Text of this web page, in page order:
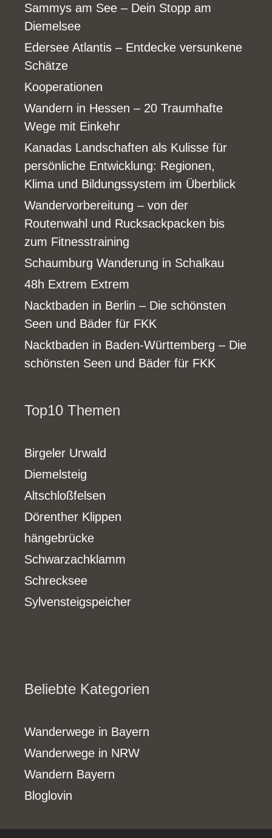
Sammys am See – Dein Stopp am
Diemelsee
Edersee Atlantis – Entdecke versunkene
Schätze
Kooperationen
Wandern in Hessen – 20 Traumhafte
Wege mit Einkehr
Kanadas Landschaften als Kulisse für
persönliche Entwicklung: Regionen,
Klima und Bildungssystem im Überblick
Wandervorbereitung – von der
Routenwahl und Rucksackpacken bis
zum Fitnesstraining
Schaumburg Wanderung in Schalkau
48h Extrem Extrem
Nacktbaden in Berlin – Die schönsten
Seen und Bäder für FKK
Nacktbaden in Baden-Württemberg – Die
schönsten Seen und Bäder für FKK
Top10 Themen
Birgeler Urwald
Diemelsteig
Altschloßfelsen
Dörenther Klippen
hängebrücke
Schwarzachklamm
Schrecksee
Sylvensteigspeicher
Beliebte Kategorien
Wanderwege in Bayern
Wanderwege in NRW
Wandern Bayern
Bloglovin